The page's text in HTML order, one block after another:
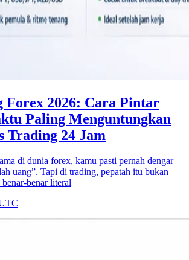
Forex 2026: Cara Pintar
Paling Menguntungkan
Trading 24 Jam
di dunia forex, kamu pasti pernah dengar
uang”. Tapi di trading, pepatah itu bukan
benar literal